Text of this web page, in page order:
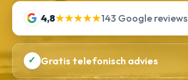
4,8★★★★★143 Google reviews
✓ Gratis telefonisch advies